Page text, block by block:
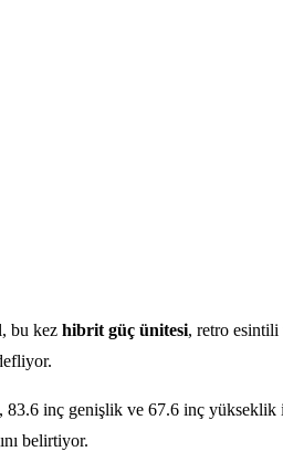
bu kez hibrit güç ünitesi, retro esintili
inç genişlik ve 67.6 inç yükseklik
belirtiyor.